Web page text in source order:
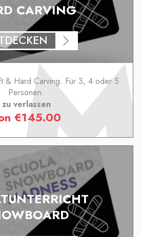
CARVING
& Hard Carving. Für 3, 4 oder 5
Personen.
zu verlassen
€145.00